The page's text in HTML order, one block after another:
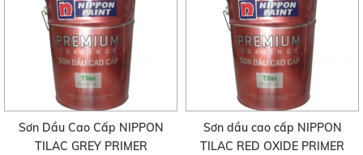
Sơn Dầu Cao Cấp NIPPON
TILAC GREY PRIMER
Sơn dầu cao cấp NIPPON
TILAC RED OXIDE PRIMER